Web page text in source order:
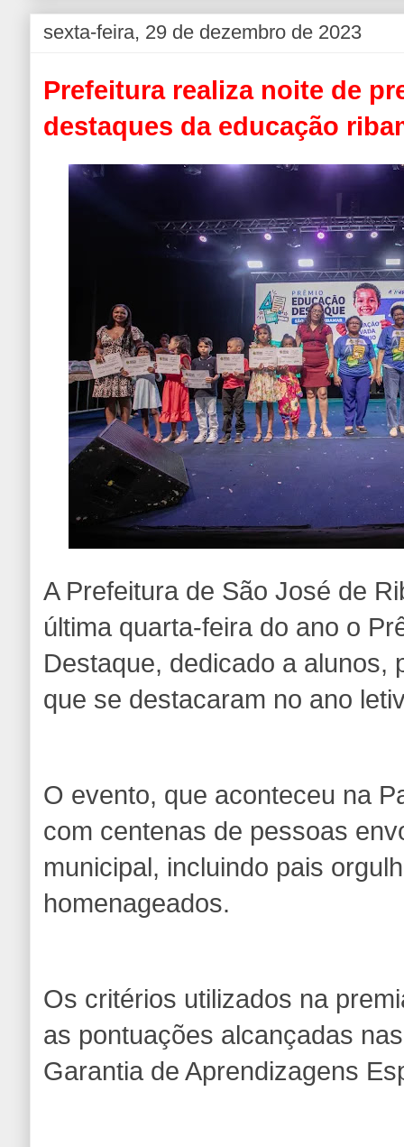
sexta-feira, 29 de dezembro de 2023
Prefeitura realiza noite de
destaques da educação
A Prefeitura de São José de
última quarta-feira do ano o
Destaque, dedicado a alunos,
que se destacaram no ano
O evento, que aconteceu na
com centenas de pessoas
municipal, incluindo pais
homenageados.
Os critérios utilizados na
as pontuações alcançadas
Garantia de Aprendizagens